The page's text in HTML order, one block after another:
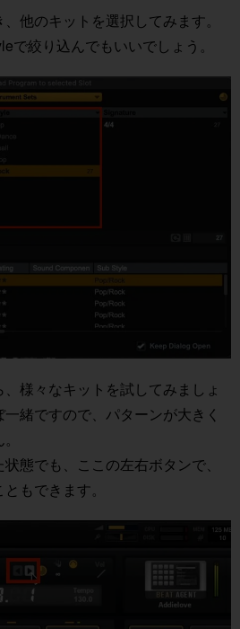
他のキットを選択してみます。
で絞り込んでもいいでしょう。
様々なキットを試してみましょ
緒ですので、パターンが大きく
態でも、ここの左右ボタンで、
もできます。